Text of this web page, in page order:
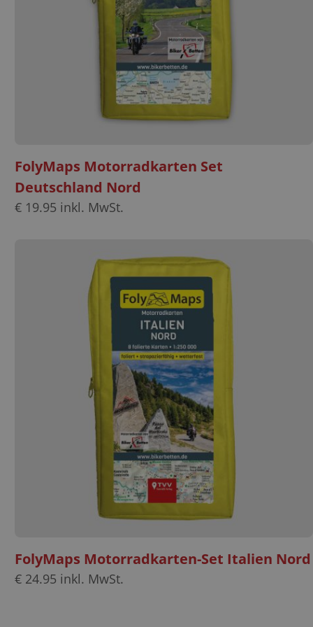
FolyMaps Motorradkarten Set
Deutschland Nord
€ 19.95 inkl. MwSt.
FolyMaps Motorradkarten-Set Italien Nord
€ 24.95 inkl. MwSt.